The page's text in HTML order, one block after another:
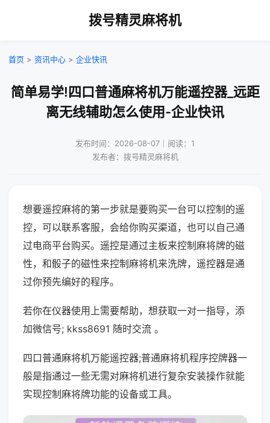
拨号精灵麻将机
首页 > 资讯中心 > 企业快讯
简单易学!四口普通麻将机万能遥控器_远距
离无线辅助怎么使用-企业快讯
发布时间：2026-08-07｜阅读：1
发布者：拨号精灵麻将机
想要遥控麻将的第一步就是要购买一台可以控制的遥
控，可以联系客服，会给你购买渠道，也可以自己通
过电商平台购买。遥控是通过主板来控制麻将牌的磁
性，和骰子的磁性来控制麻将机来洗牌，遥控器是通
过你预先编好的程序。
若你在仪器使用上需要帮助，想获取一对一指导，添
加微信号; kkss8691 随时交流 。
四口普通麻将机万能遥控器;普通麻将机程序控牌器一
般是指通过一些无需对麻将机进行复杂安装操作就能
实现控制麻将牌功能的设备或工具。